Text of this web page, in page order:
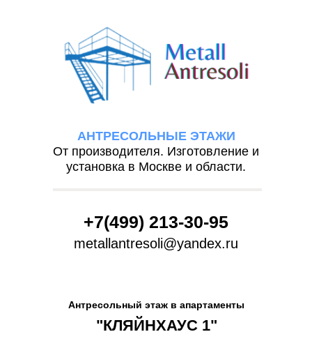
+7(499) 213-30-95
metallantresoli@yandex.ru
АНТРЕСОЛЬНЫЕ ЭТАЖИ
От производителя. Изготовление и
установка в Москве и области.
"КЛЯЙНХАУС 1"
Антресольный этаж в апартаменты